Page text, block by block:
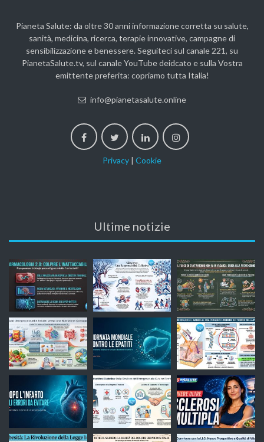
Pianeta Salute: da oltre 30 anni informazione corretta su salute,
sanità, medicina, ricerca, terapie innovative, campagne di
sensibilizzazione e benessere. Seguiteci sul canale 221, su
PianetaSalute.tv, sul canale YouTube deidcato e sulla Vostra
emittente preferita: copriamo tutta Italia!
info@pianetasalute.online
Privacy | Cookie
Ultime notizie